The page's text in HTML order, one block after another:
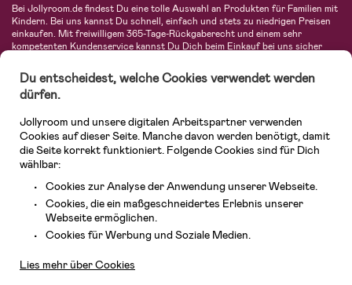
Bei Jollyroom.de findest Du eine tolle Auswahl an Produkten für Familien mit
Kindern. Bei uns kannst Du schnell, einfach und stets zu niedrigen Preisen
einkaufen. Mit freiwilligem 365-Tage-Rückgaberecht und einem sehr
kompetenten Kundenservice kannst Du Dich beim Einkauf bei uns sicher
Autositze, Kinder- und Babymode, Produkte für Mütter und eine Menge
fantastischer Einrichtungsgegenstände, Spielsachen, Babyprodukte und
vieles mehr. Wir haben Produkte von bekannten Herstellern wie Britax, Maxi-
Avent, Jack Wolfskin, Cybex, LEGO und vielen mehr. Schau Dich um in
unserer vielfältigen Online-Boutique für Kinder & Babys. Willkommen!
Du entscheidest, welche Cookies verwendet werden
dürfen.
Jollyroom und unsere digitalen Arbeitspartner verwenden
Cookies auf dieser Seite. Manche davon werden benötigt, damit
die Seite korrekt funktioniert. Folgende Cookies sind für Dich
wählbar:
Cookies zur Analyse der Anwendung unserer Webseite.
Cookies, die ein maßgeschneidertes Erlebnis unserer
Webseite ermöglichen.
Cookies für Werbung und Soziale Medien.
Lies mehr über Cookies